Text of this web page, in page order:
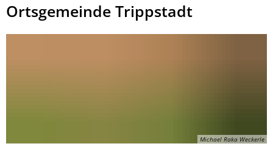
Ortsgemeinde
Trippstadt
Ortsgemeinde Trippstadt
Michael Raka Weckerle